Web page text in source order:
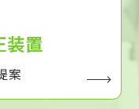
装置
案